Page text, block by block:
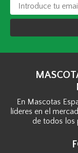
En Mascotas
líderes en el
de todos los